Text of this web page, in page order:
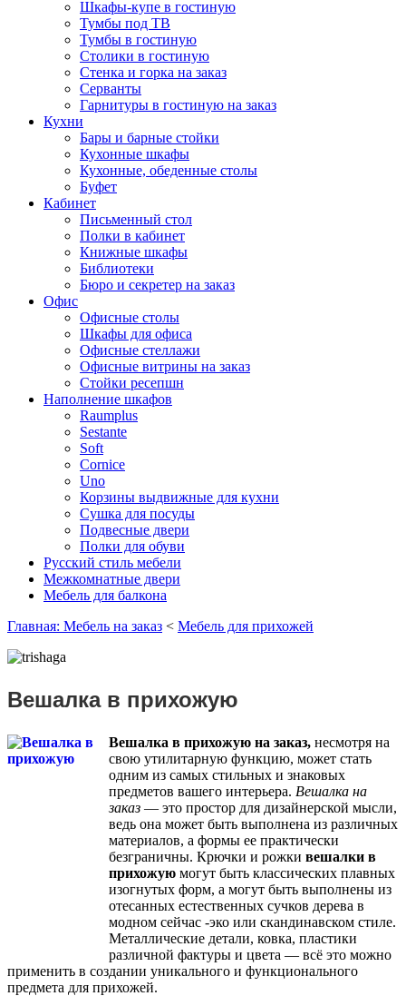
Шкафы-купе в гостиную
Тумбы под ТВ
Тумбы в гостиную
Столики в гостиную
Стенка и горка на заказ
Серванты
Гарнитуры в гостиную на заказ
Кухни
Бары и барные стойки
Кухонные шкафы
Кухонные, обеденные столы
Буфет
Кабинет
Письменный стол
Полки в кабинет
Книжные шкафы
Библиотеки
Бюро и секретер на заказ
Офис
Офисные столы
Шкафы для офиса
Офисные стеллажи
Офисные витрины на заказ
Стойки ресепшн
Наполнение шкафов
Raumplus
Sestante
Soft
Cornice
Uno
Корзины выдвижные для кухни
Сушка для посуды
Подвесные двери
Полки для обуви
Русский стиль мебели
Межкомнатные двери
Мебель для балкона
Главная: Мебель на заказ < Мебель для прихожей
Вешалка в прихожую
Вешалка в прихожую на заказ, несмотря на
свою утилитарную функцию, может стать
одним из самых стильных и знаковых
предметов вашего интерьера. Вешалка на
заказ — это простор для дизайнерской мысли,
ведь она может быть выполнена из различных
материалов, а формы ее практически
безграничны. Крючки и рожки вешалки в
прихожую могут быть классических плавных
изогнутых форм, а могут быть выполнены из
отесанных естественных сучков дерева в
модном сейчас -эко или скандинавском стиле.
Металлические детали, ковка, пластики
различной фактуры и цвета — всё это можно
применить в создании уникального и функционального
предмета для прихожей.